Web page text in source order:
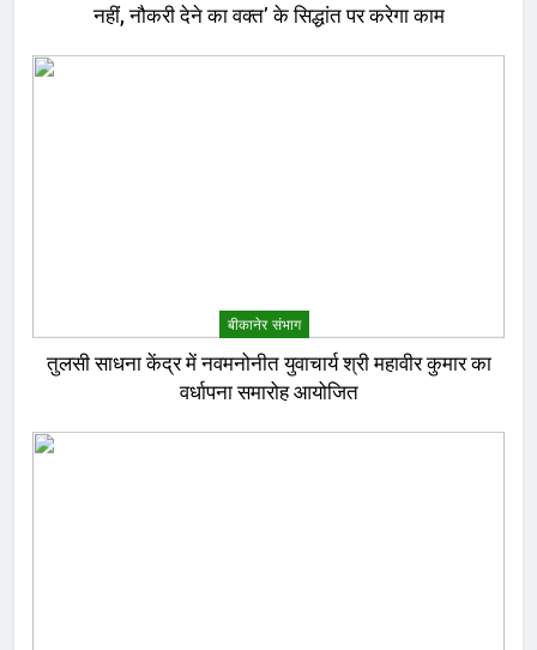
नहीं, नौकरी देने का वक्त’ के सिद्धांत पर करेगा काम
बीकानेर संभाग
तुलसी साधना केंद्र में नवमनोनीत युवाचार्य श्री महावीर कुमार का
वर्धापना समारोह आयोजित